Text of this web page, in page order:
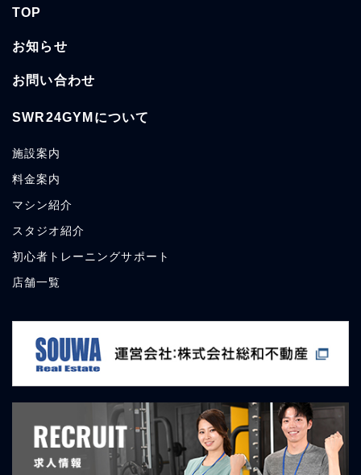
TOP
お知らせ
お問い合わせ
SWR24GYMについて
施設案内
料金案内
マシン紹介
スタジオ紹介
初心者トレーニングサポート
店舗一覧